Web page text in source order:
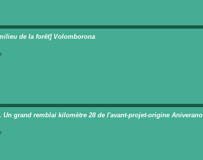
de la forêt] Volomborona
Un grand remblai kilomètre 28 de l'avant-projet-origine Aniverano